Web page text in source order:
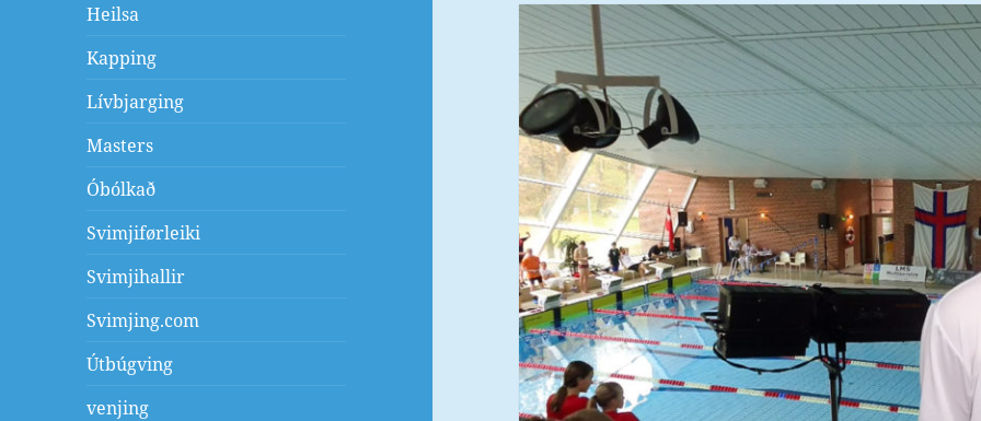
Heilsa
Kapping
Lívbjarging
Masters
Óbólkað
Svimjiførleiki
Svimjihallir
Svimjing.com
Útbúgving
venjing